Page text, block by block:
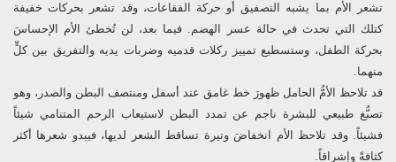
تشعر الأم بما يشبه التصفيق أو حركة الفقاعات، وقد تشعر بحركات خفيفة
كتلك التي تحدث في حالة عسر الهضم. فيما بعد، لن تُخطئ الأم الإحساسَ
بحركة الطفل، وستسطيع تمييز ركلات قدميه وضربات يديه والتفريق بين كلٍّ
منهما.
قد تلاحظ الأمُّ الحامل ظهورَ خط غامق عند أسفل ومنتصف البطن والصدر، وهو
تصبُّغ طبيعي للبشرة ناجم عن تمدد البطن لاستيعاب الرحم المتنامي شيئاً
فشيئاً. وقد تلاحظ الأم انخفاضَ وتيرة تساقط الشعر لديها، فيبدو شعرها أكثر
كثافةً وإشراقاً.